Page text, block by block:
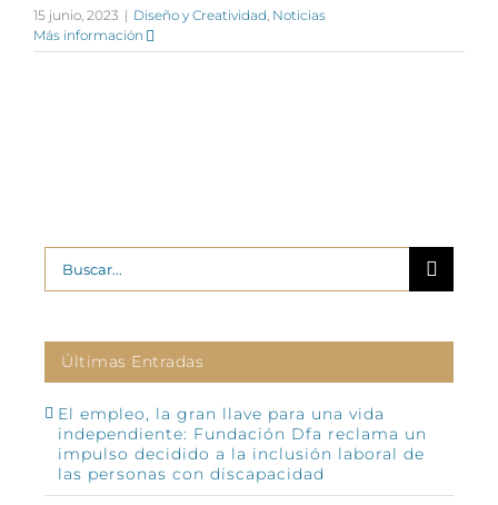
15 junio, 2023 | Diseño y Creatividad, Noticias
Más información
Buscar:
Últimas Entradas
El empleo, la gran llave para una vida
independiente: Fundación Dfa reclama un
impulso decidido a la inclusión laboral de
las personas con discapacidad